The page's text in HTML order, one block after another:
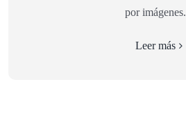
por imágenes.
Leer más